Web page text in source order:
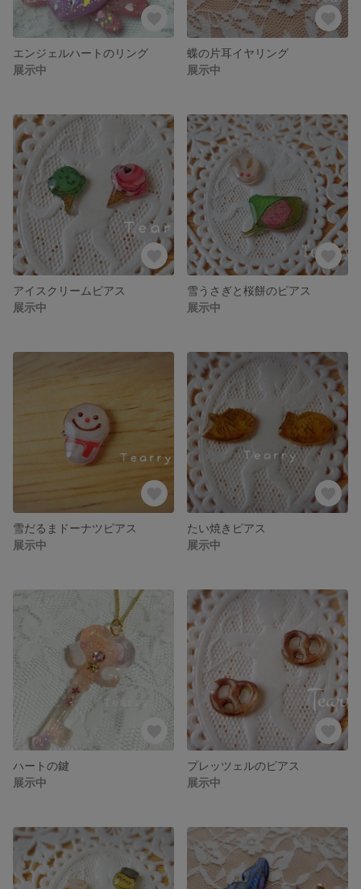
エンジェルハートのリング
展示中
蝶の片耳イヤリング
展示中
アイスクリームピアス
展示中
雪うさぎと桜餅のピアス
展示中
雪だるまドーナツピアス
展示中
たい焼きピアス
展示中
ハートの鍵
展示中
プレッツェルのピアス
展示中